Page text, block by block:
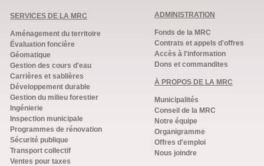
SERVICES DE LA MRC
Aménagement du territoire
Évaluation foncière
Géomatique
Gestion des cours d'eau
Carrières et sablières
Développement durable
Gestion du milieu forestier
Ingénierie
Inspection municipale
Programmes de rénovation
Sécurité publique
Transport collectif
Ventes pour taxes
ADMINISTRATION
Fonds de la MRC
Contrats et appels d'offres
Accès à l'information
Dons et commandites
À PROPOS DE LA MRC
Municipalités
Conseil de la MRC
Notre équipe
Organigramme
Offres d'emploi
Nous joindre